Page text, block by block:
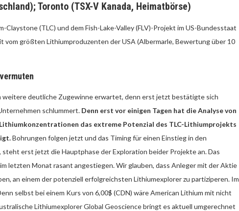
Toronto (TSX-V Kanada, Heimatbörse)
(TLC) und dem Fish-Lake-Valley (FLV)-Projekt im US-Bundesstaat
vom größten Lithiumproduzenten der USA (Albermarle, Bewertung über 10
weitere deutliche Zugewinne erwartet, denn erst jetzt bestätigte sich
schlummert. Denn erst vor einigen Tagen hat die Analyse von
das extreme Potenzial des TLC-Lithiumprojekts
Bohrungen folgen jetzt und das Timing für einen Einstieg in den
erst jetzt die Hauptphase der Exploration beider Projekte an. Das
letzten Monat rasant angestiegen. Wir glauben, dass Anleger mit der Aktie
an einem der potenziell erfolgreichsten Lithiumexplorer zu partiziperen. Im
selbst bei einem Kurs von 6,00$ (CDN) wäre American Lithium mit nicht
Lithiumexplorer Global Geoscience bringt es aktuell umgerechnet